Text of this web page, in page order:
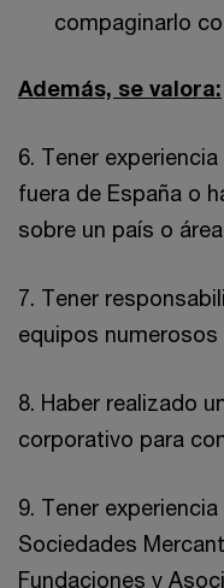
compaginarlo
Además, se valora:
6. Tener
fuera de España o
sobre un país o
7. Tener
equipos
8. Haber realizado
corporativo para
9. Tener
Sociedades
Fundaciones y